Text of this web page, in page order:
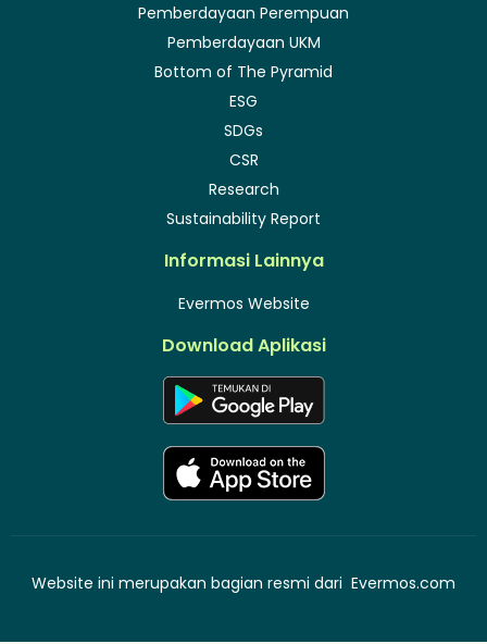
Pemberdayaan Perempuan
Pemberdayaan UKM
Bottom of The Pyramid
ESG
SDGs
CSR
Research
Sustainability Report
Informasi Lainnya
Evermos Website
Download Aplikasi
Website ini merupakan bagian resmi dari Evermos.com